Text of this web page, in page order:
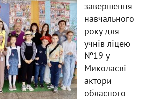
завершення
навчального
року для
учнів ліцею
№19 у
Миколаєві
актори
обласного